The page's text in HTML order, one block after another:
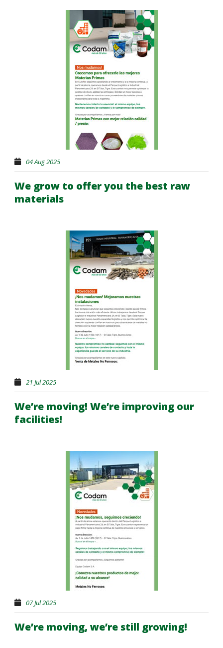
04 Aug 2025
We grow to offer you the best raw
materials
21 Jul 2025
We’re moving! We’re improving our
facilities!
07 Jul 2025
We’re moving, we’re still growing!